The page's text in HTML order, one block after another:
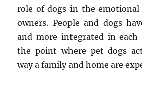
role of dogs in the
owners. People and dogs
and more integrated in each
the point where pet dogs
way a family and home are